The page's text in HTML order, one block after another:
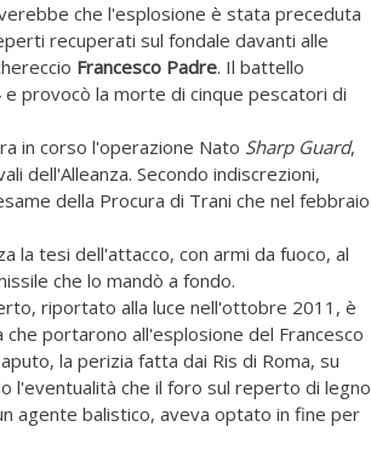
che l'esplosione è stata preceduta
recuperati sul fondale davanti alle
Francesco Padre. Il battello
provocò la morte di cinque pescatori di
in corso l'operazione Nato Sharp Guard,
dell'Alleanza. Secondo indiscrezioni,
della Procura di Trani che nel febbraio
la tesi dell'attacco, con armi da fuoco, al
che lo mandò a fondo.
riportato alla luce nell'ottobre 2011, è
portarono all'esplosione del Francesco
la perizia fatta dai Ris di Roma, su
l'eventualità che il foro sul reperto di legno
agente balistico, aveva optato in fine per